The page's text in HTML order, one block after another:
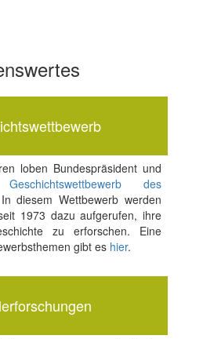
loben Bundespräsident und
Geschichtswettbewerb des
diesem Wettbewerb werden
1973 dazu aufgerufen, ihre
zu erforschen. Eine
gibt es hier.